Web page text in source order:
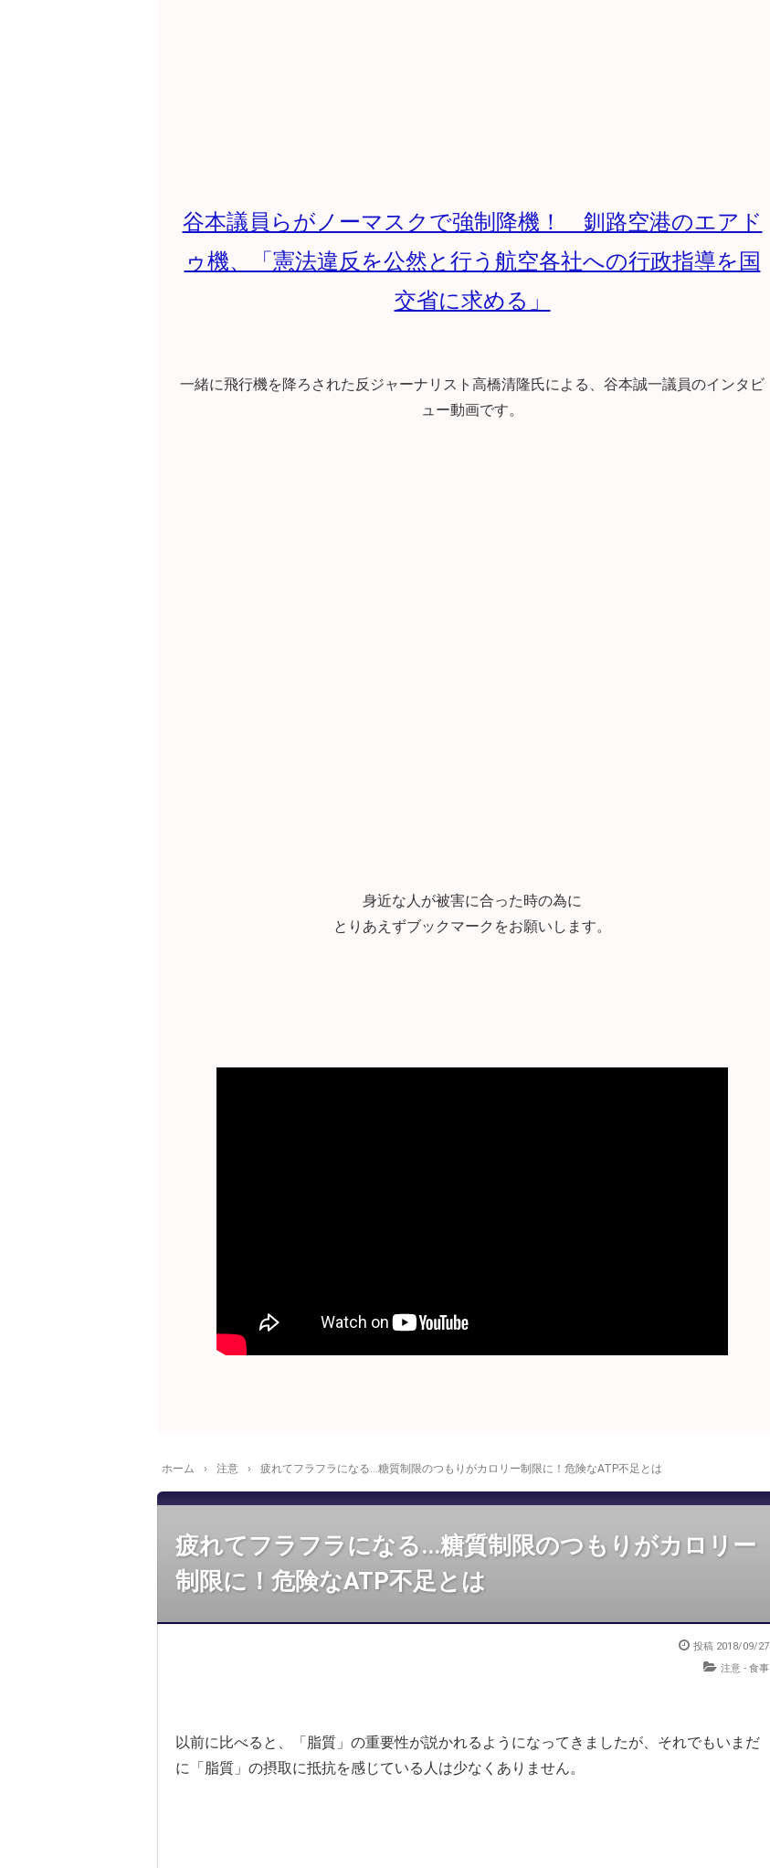
谷本議員らがノーマスクで強制降機！ 釧路空港のエアド
ゥ機、「憲法違反を公然と行う航空各社への行政指導を国
交省に求める」
一緒に飛行機を降ろされた反ジャーナリスト高橋清隆氏による、谷本誠一議員のインタビ
ュー動画です。
身近な人が被害に合った時の為に
とりあえずブックマークをお願いします。
ホーム › 注意 › 疲れてフラフラになる...糖質制限のつもりがカロリー制限に！危険なATP不足とは
疲れてフラフラになる...糖質制限のつもりがカロリー
制限に！危険なATP不足とは
投稿 2018/09/27
注意 - 食事
以前に比べると、「脂質」の重要性が説かれるようになってきましたが、それでもいまだ
に「脂質」の摂取に抵抗を感じている人は少なくありません。